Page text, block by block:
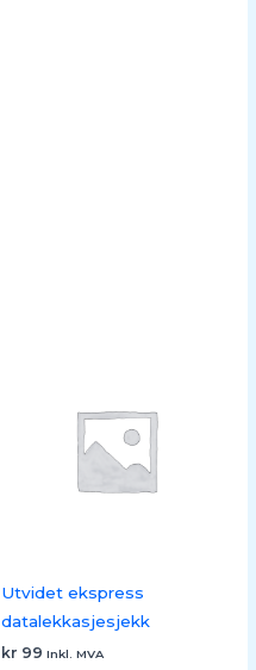
Utvidet ekspress
datalekkasjesjekk
kr 99 Inkl. MVA